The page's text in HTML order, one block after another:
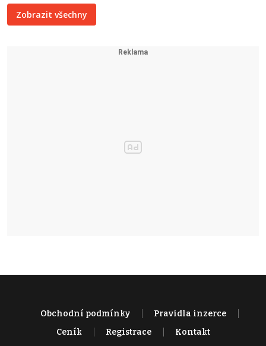
Zobrazit všechny
Obchodní podmínky
Pravidla inzerce
Ceník
Registrace Kontakt